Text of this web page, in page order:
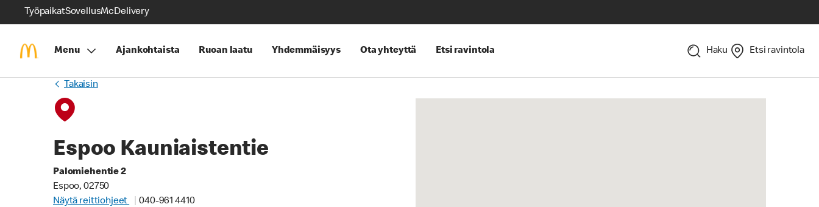
TyöpaikatSovellusMcDelivery
Menu Ajankohtaista Ruoan laatu Yhdemmäisyys Ota yhteyttä Etsi ravintola Haku Etsi ravintola
Takaisin
Espoo Kauniaistentie
Palomiehentie 2
Espoo, 02750
Näytä reittiohjeet
040-961 4410